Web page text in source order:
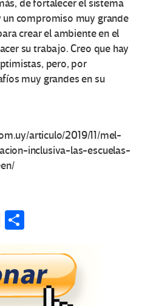
de fortalecer el sistema
compromiso muy grande
crear el ambiente en el
su trabajo. Creo que hay
pero, por
muy grandes en su
articulo/2019/11/mel-
inclusiva-las-escuelas-
E
ail m
p
ar